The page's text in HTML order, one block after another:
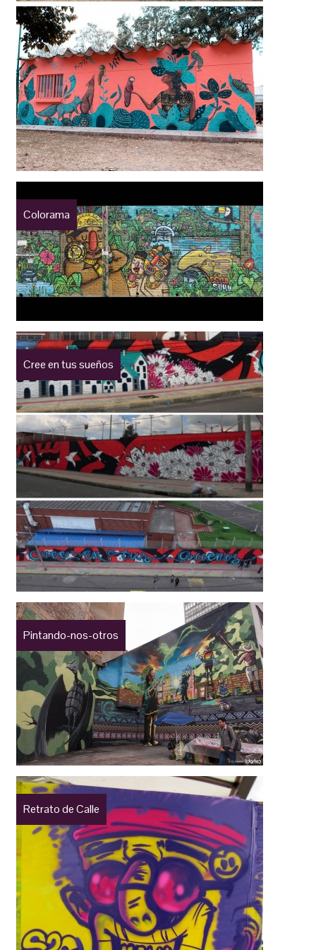
Colorama
Cree en tus sueños
Pintando-nos-otros
Retrato de Calle